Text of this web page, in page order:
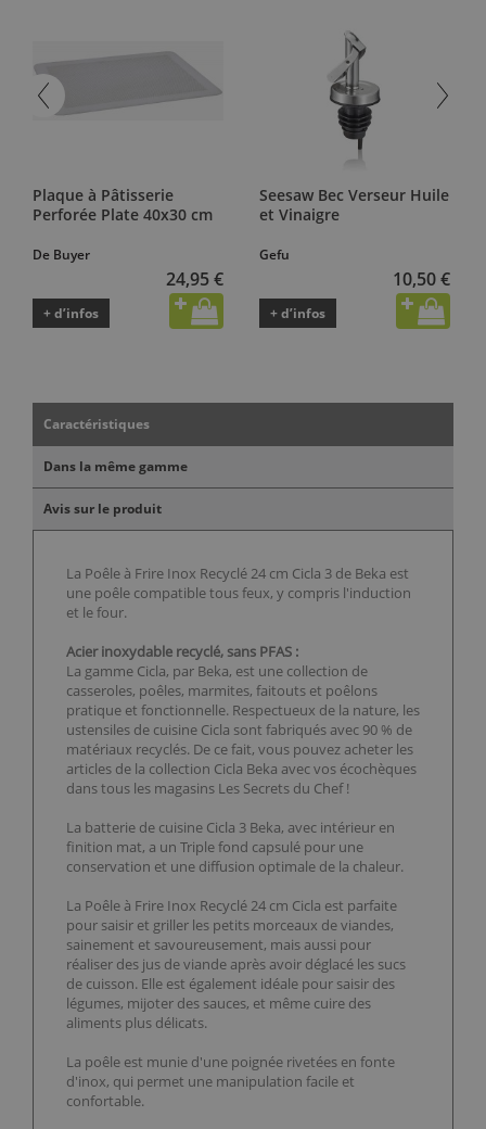
Plaque à Pâtisserie
Perforée Plate 40x30 cm
De Buyer
24,95 €
+ d’infos
Seesaw Bec Verseur Huile
et Vinaigre
Gefu
10,50 €
+ d’infos
Caractéristiques
Dans la même gamme
Avis sur le produit
La Poêle à Frire Inox Recyclé 24 cm Cicla 3 de Beka est
une poêle compatible tous feux, y compris l'induction
et le four.
Acier inoxydable recyclé, sans PFAS :
La gamme Cicla, par Beka, est une collection de
casseroles, poêles, marmites, faitouts et poêlons
pratique et fonctionnelle. Respectueux de la nature, les
ustensiles de cuisine Cicla sont fabriqués avec 90 % de
matériaux recyclés. De ce fait, vous pouvez acheter les
articles de la collection Cicla Beka avec vos écochèques
dans tous les magasins Les Secrets du Chef !
La batterie de cuisine Cicla 3 Beka, avec intérieur en
finition mat, a un Triple fond capsulé pour une
conservation et une diffusion optimale de la chaleur.
La Poêle à Frire Inox Recyclé 24 cm Cicla est parfaite
pour saisir et griller les petits morceaux de viandes,
sainement et savoureusement, mais aussi pour
réaliser des jus de viande après avoir déglacé les sucs
de cuisson. Elle est également idéale pour saisir des
légumes, mijoter des sauces, et même cuire des
aliments plus délicats.
La poêle est munie d'une poignée rivetées en fonte
d'inox, qui permet une manipulation facile et
confortable.